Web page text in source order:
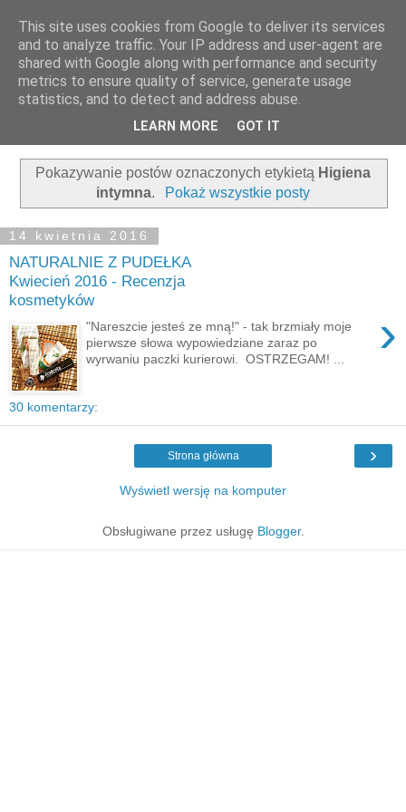
Pokazywanie postów oznaczonych etykietą Higiena
intymna. Pokaż wszystkie posty
14 kwietnia 2016
NATURALNIE Z PUDEŁKA
Kwiecień 2016 - Recenzja
kosmetyków
›
"Nareszcie jesteś ze mną!" - tak brzmiały moje
pierwsze słowa wypowiedziane zaraz po
wyrwaniu paczki kurierowi. OSTRZEGAM! ...
30 komentarzy:
›
Strona główna
Wyświetl wersję na komputer
Obsługiwane przez usługę Blogger.
This site uses cookies from Google to deliver its services
and to analyze traffic. Your IP address and user-agent are
shared with Google along with performance and security
metrics to ensure quality of service, generate usage
statistics, and to detect and address abuse.
LEARN MORE GOT IT